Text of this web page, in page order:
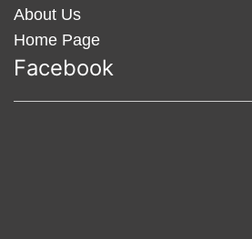
About Us
Home Page
Facebook